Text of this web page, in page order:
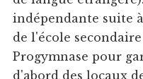
indépendante suite
de l'école
Progymnase pour
d'abord des locaux